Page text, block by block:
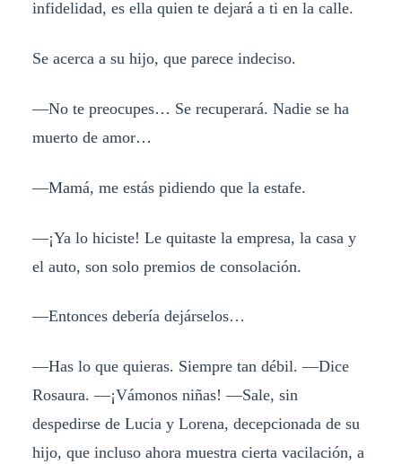
infidelidad, es ella quien te dejará a ti en la calle.
Se acerca a su hijo, que parece indeciso.
—No te preocupes… Se recuperará. Nadie se ha
muerto de amor…
—Mamá, me estás pidiendo que la estafe.
—¡Ya lo hiciste! Le quitaste la empresa, la casa y
el auto, son solo premios de consolación.
—Entonces debería dejárselos…
—Has lo que quieras. Siempre tan débil. —Dice
Rosaura. —¡Vámonos niñas! —Sale, sin
despedirse de Lucia y Lorena, decepcionada de su
hijo, que incluso ahora muestra cierta vacilación, a